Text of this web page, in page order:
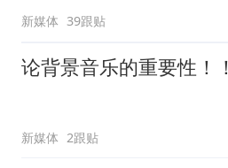
新媒体 39跟贴
论背景音乐的重要性！！
新媒体 2跟贴